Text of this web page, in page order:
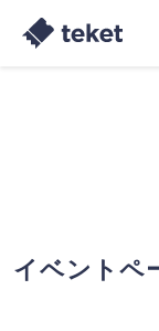
イベントペ